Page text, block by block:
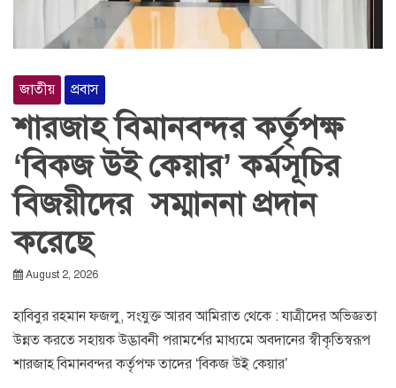
জাতীয় প্রবাস
শারজাহ বিমানবন্দর কর্তৃপক্ষ
‘বিকজ উই কেয়ার’ কর্মসূচির
বিজয়ীদের সম্মাননা প্রদান
করেছে
August 2, 2026
হাবিবুর রহমান ফজলু, সংযুক্ত আরব আমিরাত থেকে : যাত্রীদের অভিজ্ঞতা
উন্নত করতে সহায়ক উদ্ভাবনী পরামর্শের মাধ্যমে অবদানের স্বীকৃতিস্বরূপ
শারজাহ বিমানবন্দর কর্তৃপক্ষ তাদের ‘বিকজ উই কেয়ার’